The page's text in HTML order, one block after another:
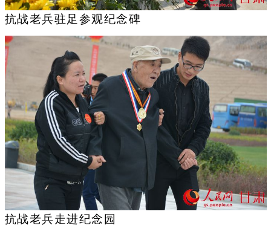
抗战老兵驻足参观纪念碑
抗战老兵走进纪念园